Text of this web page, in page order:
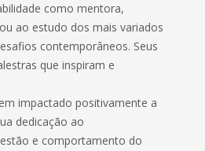
como mentora,
ao estudo dos mais variados
contemporâneos. Seus
que inspiram e
impactado positivamente a
dedicação ao
e comportamento do